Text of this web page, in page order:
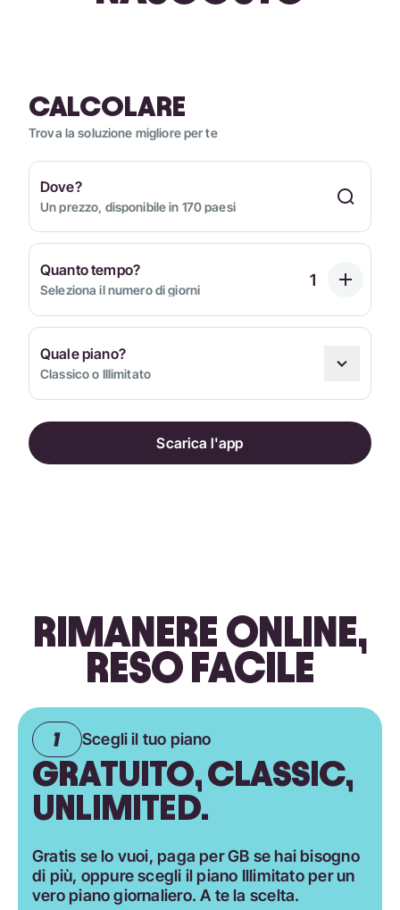
CALCOLARE
Trova la soluzione migliore per te
Dove?
Un prezzo, disponibile in 170 paesi
Quanto tempo?
Seleziona il numero di giorni
Quale piano?
Classico o Illimitato
Scarica l'app
RIMANERE ONLINE,
RESO FACILE
Scegli il tuo piano
GRATUITO, CLASSIC,
UNLIMITED.
Gratis se lo vuoi, paga per GB se hai bisogno
di più, oppure scegli il piano Illimitato per un
vero piano giornaliero. A te la scelta.